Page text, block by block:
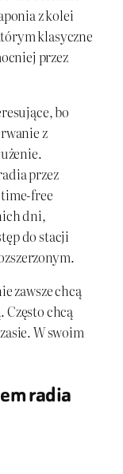
z kolei
klasyczne
przez
bo
z
przez
free
dni,
do stacji
zawsze chcą
chcą
W swoim
radia